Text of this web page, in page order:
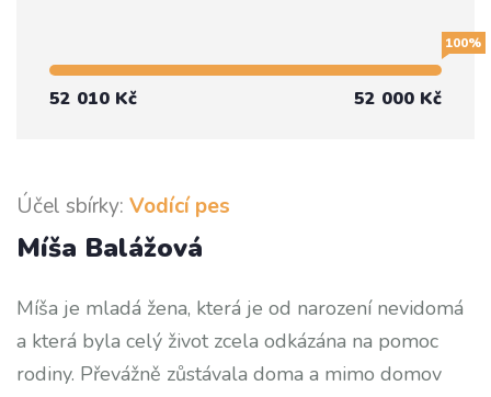
100%
52 010 Kč 52 000 Kč
Účel sbírky: Vodící pes
Míša Balážová
Míša je mladá žena, která je od narození nevidomá
a která byla celý život zcela odkázána na pomoc
rodiny. Převážně zůstávala doma a mimo domov